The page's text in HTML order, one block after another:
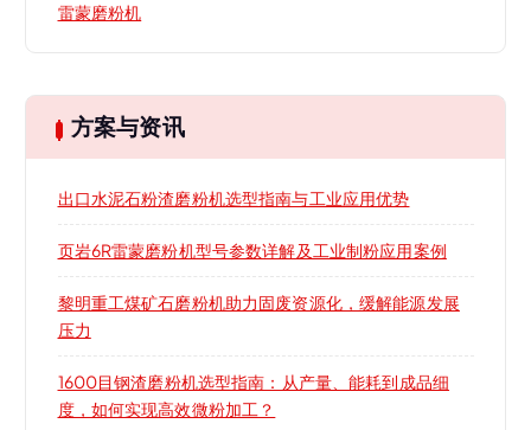
雷蒙磨粉机
方案与资讯
出口水泥石粉渣磨粉机选型指南与工业应用优势
页岩6R雷蒙磨粉机型号参数详解及工业制粉应用案例
黎明重工煤矿石磨粉机助力固废资源化，缓解能源发展
压力
1600目钢渣磨粉机选型指南：从产量、能耗到成品细
度，如何实现高效微粉加工？